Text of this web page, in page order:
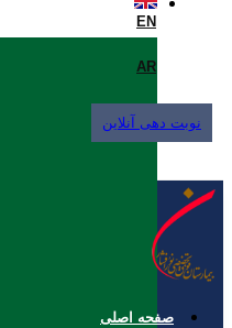
EN
AR
نوبت دهی آنلاین
صفحه اصلی